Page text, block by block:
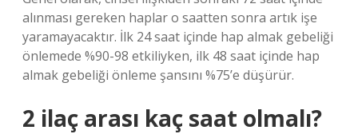
alınması gereken haplar o saatten sonra artık işe
yaramayacaktır. İlk 24 saat içinde hap almak gebeliği
önlemede %90-98 etkiliyken, ilk 48 saat içinde hap
almak gebeliği önleme şansını %75’e düşürür.
2 ilaç arası kaç saat olmalı?